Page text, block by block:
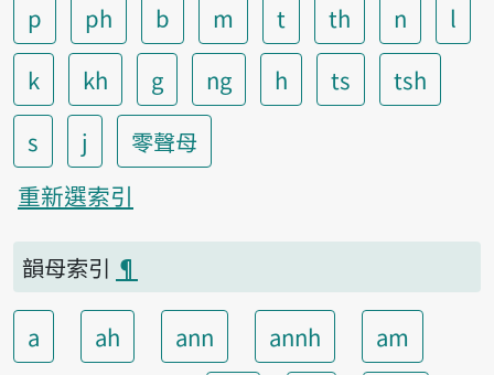
p
ph b m t th n
l
k
kh g ng h ts
tsh
s
j
零聲母
重新選索引
韻母索引 ¶
a ah ann annh
am